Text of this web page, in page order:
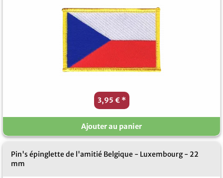
3,95 € *
Ajouter au panier
Pin's épinglette de l'amitié Belgique - Luxembourg - 22
mm